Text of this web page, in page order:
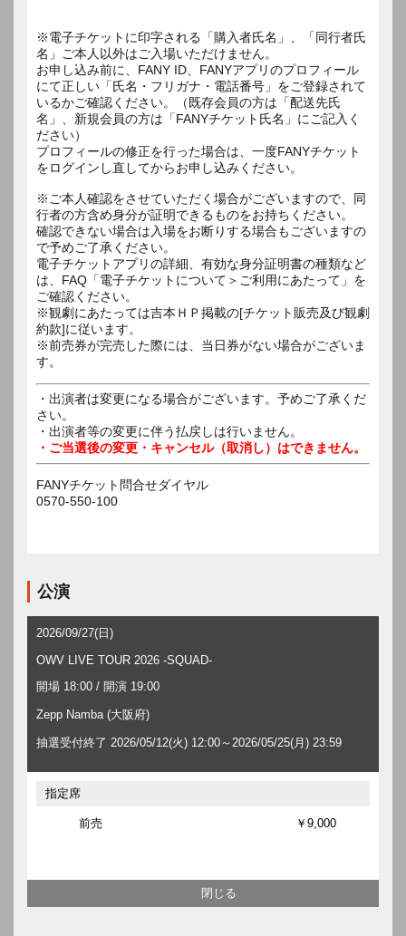
※電子チケットに印字される「購入者氏名」、「同行者氏
名」ご本人以外はご入場いただけません。
お申し込み前に、FANY ID、FANYアプリのプロフィール
にて正しい「氏名・フリガナ・電話番号」をご登録されて
いるかご確認ください。（既存会員の方は「配送先氏
名」、新規会員の方は「FANYチケット氏名」にご記入く
ださい）
プロフィールの修正を行った場合は、一度FANYチケット
をログインし直してからお申し込みください。
※ご本人確認をさせていただく場合がございますので、同
行者の方含め身分が証明できるものをお持ちください。
確認できない場合は入場をお断りする場合もございますの
で予めご了承ください。
電子チケットアプリの詳細、有効な身分証明書の種類など
は、FAQ「電子チケットについて＞ご利用にあたって」を
ご確認ください。
※観劇にあたっては吉本ＨＰ掲載の[チケット販売及び観劇
約款]に従います。
※前売券が完売した際には、当日券がない場合がございま
す。
・出演者は変更になる場合がございます。予めご了承くだ
さい。
・出演者等の変更に伴う払戻しは行いません。
・ご当選後の変更・キャンセル（取消し）はできません。
FANYチケット問合せダイヤル
0570-550-100
公演
2026/09/27(日)
OWV LIVE TOUR 2026 -SQUAD-
開場 18:00 / 開演 19:00
Zepp Namba (大阪府)
抽選受付終了 2026/05/12(火) 12:00～2026/05/25(月) 23:59
指定席
前売 ￥9,000